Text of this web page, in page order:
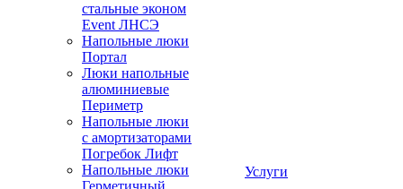
стальные эконом
Event ЛНСЭ
Напольные люки
Портал
Люки напольные
алюминиевые
Периметр
Напольные люки
с амортизаторами
Погребок Лифт
Напольные люки
Герметичный
Услуги